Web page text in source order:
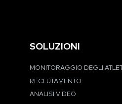
SOLUZIONI
MONITORAGGIO DEGLI ATLETI
RECLUTAMENTO
ANALISI VIDEO